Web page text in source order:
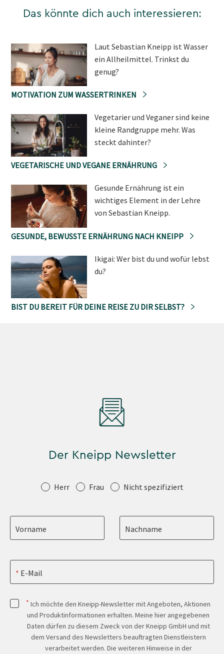
Das könnte dich auch interessieren:
Laut Sebastian Kneipp ist Wasser
ein Allheilmittel. Trinkst du
genug?
MOTIVATION ZUM WASSERTRINKEN
Vegetarier und Veganer sind keine
kleine Randgruppe mehr. Was
steckt dahinter?
VEGETARISCHE UND VEGANE ERNÄHRUNG
Gesunde Ernährung ist ein
wichtiges Element in der Lehre
von Sebastian Kneipp.
GESUNDE, BEWUSSTE ERNÄHRUNG NACH KNEIPP
Ikigai: Wer bist du und wofür lebst
du?
BIST DU BEREIT FÜR DEINE REISE ZU DIR SELBST?
Der Kneipp Newsletter
Anrede Herr Frau Nicht spezifiziert
Vorname Nachname
E-Mail
* Ich möchte den Kneipp-Newsletter mit Angeboten, Aktionen
und Produktinformationen erhalten. Meine hier angegebenen
Daten dürfen zu diesem Zweck von der Kneipp GmbH und mit
dem Versand des Newsletters beauftragten Dienstleistern
verarbeitet werden. Die weiteren Hinweise in der